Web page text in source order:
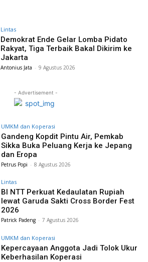
Lintas
Demokrat Ende Gelar Lomba Pidato
Rakyat, Tiga Terbaik Bakal Dikirim ke
Jakarta
Antonius Jata - 9 Agustus 2026
- Advertisement -
UMKM dan Koperasi
Gandeng Kopdit Pintu Air, Pemkab
Sikka Buka Peluang Kerja ke Jepang
dan Eropa
Petrus Popi - 8 Agustus 2026
Lintas
BI NTT Perkuat Kedaulatan Rupiah
lewat Garuda Sakti Cross Border Fest
2026
Patrick Padeng - 7 Agustus 2026
UMKM dan Koperasi
Kepercayaan Anggota Jadi Tolok Ukur
Keberhasilan Koperasi